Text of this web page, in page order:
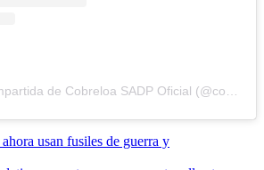
usan fusiles de guerra y